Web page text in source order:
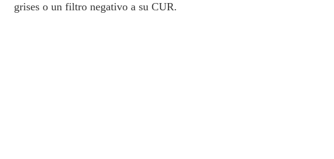
grises o un filtro negativo a su CUR.